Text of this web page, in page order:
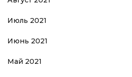
Июль 2021
Июнь 2021
Май 2021